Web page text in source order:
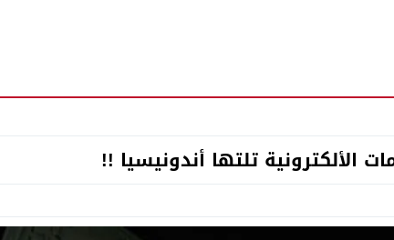
الألكترونية تلتها أندونيسيا !!